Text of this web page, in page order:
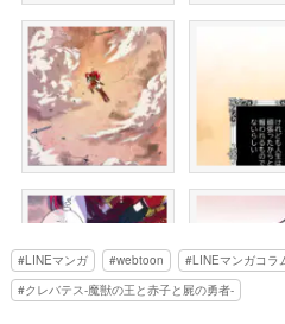
LINEマンガ webtoon
LINEマンガコラ
クレバテス-魔獣の王と赤子と屍の勇者-